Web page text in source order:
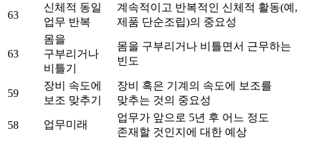
63
신체적 동일
업무 반복
계속적이고 반복적인 신체적 활동(예,
제품 단순조립)의 중요성
63
몸을
구부리거나
비틀기
몸을 구부리거나 비틀면서 근무하는
빈도
59
장비 속도에
보조 맞추기
장비 혹은 기계의 속도에 보조를
맞추는 것의 중요성
58 업무미래
업무가 앞으로 5년 후 어느 정도
존재할 것인지에 대한 예상